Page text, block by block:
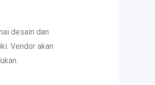
desain dan
Vendor akan